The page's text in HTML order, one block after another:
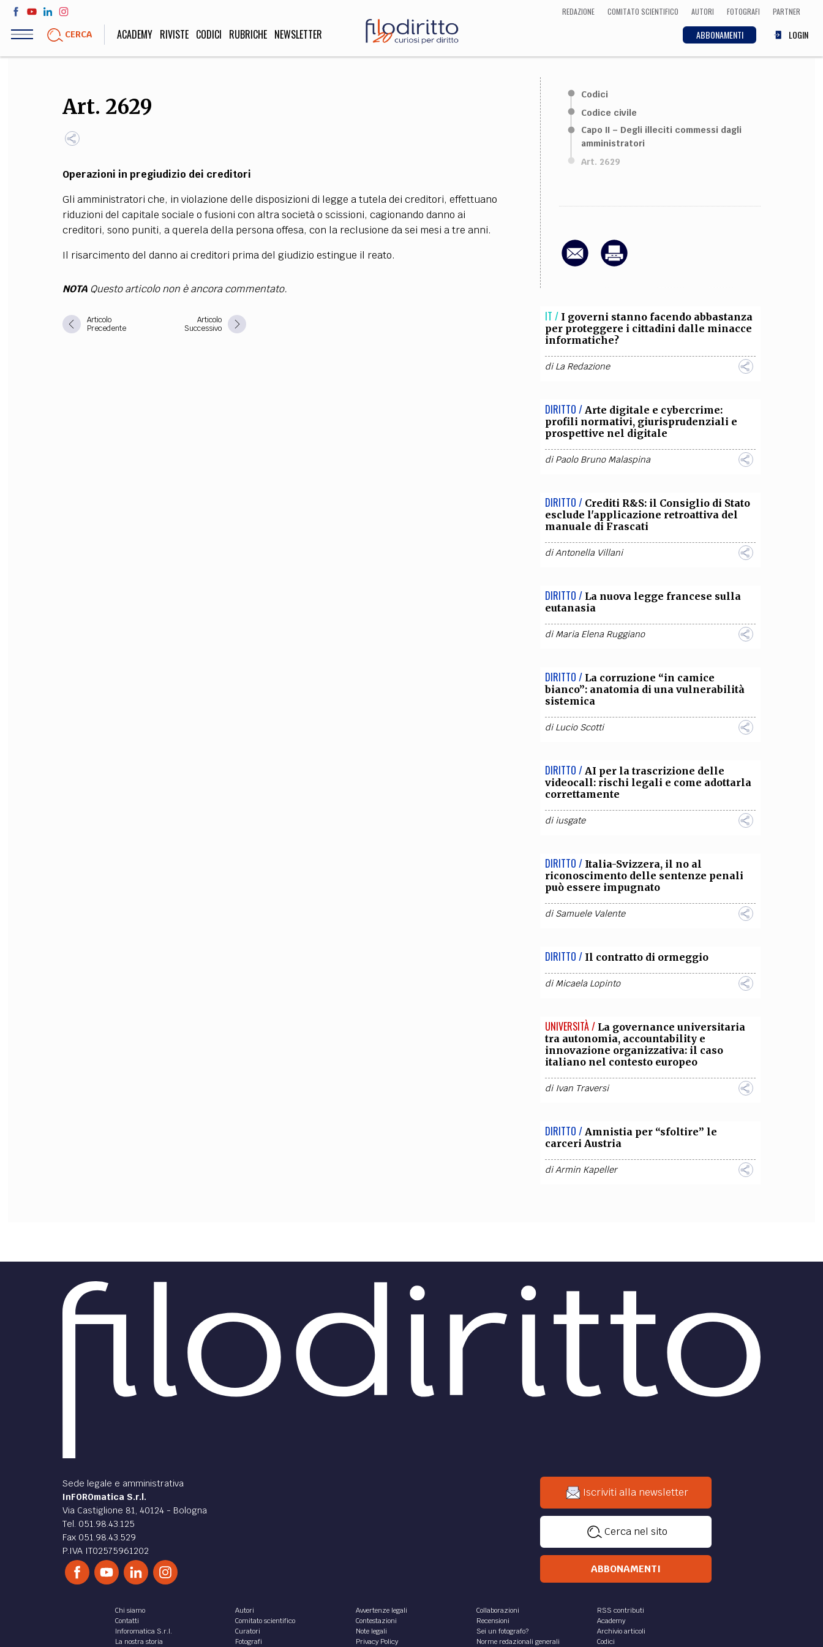
Salta
contenuto
REDAZIONE COMITATO SCIENTIFICO AUTORI FOTOGRAFI PARTNER
CERCA ABBONAMENTI LOGIN
ACADEMY RIVISTE CODICI RUBRICHE NEWSLETTER
LIFE STYLE
Sport, Cucina, Viaggi,
Moda
ECONOMIA
Biologia, Cifrematica,
Medicina
STORIA E FILOSOFIA
Scienze storiche,
umanistiche, Religione
INNOVAZIONE
Scienze informatiche,
Architettura, Ingegneria
Arte, Cinema, Musica,
Art. 2629
Operazioni in pregiudizio dei creditori
Gli amministratori che, in violazione delle disposizioni di legge a tutela dei creditori, effettuano
riduzioni del capitale sociale o fusioni con altra società o scissioni, cagionando danno ai
creditori, sono puniti, a querela della persona offesa, con la reclusione da sei mesi a tre anni.
Il risarcimento del danno ai creditori prima del giudizio estingue il reato.
NOTAQuesto articolo non è ancora commentato.
Articolo
Precedente
Articolo
Successivo
Codici
Codice civile
Capo II – Degli illeciti commessi dagli
amministratori
Art. 2629
IT / I governi stanno facendo abbastanza
per proteggere i cittadini dalle minacce
informatiche?
diLa Redazione
DIRITTO / Arte digitale e cybercrime:
profili normativi, giurisprudenziali e
prospettive nel digitale
diPaolo Bruno Malaspina
DIRITTO / Crediti R&S: il Consiglio di Stato
esclude l'applicazione retroattiva del
manuale di Frascati
diAntonella Villani
DIRITTO / La nuova legge francese sulla
eutanasia
diMaria Elena Ruggiano
DIRITTO / La corruzione “in camice
bianco”: anatomia di una vulnerabilità
sistemica
diLucio Scotti
DIRITTO / AI per la trascrizione delle
videocall: rischi legali e come adottarla
correttamente
diiusgate
DIRITTO / Italia-Svizzera, il no al
riconoscimento delle sentenze penali
può essere impugnato
diSamuele Valente
DIRITTO / Il contratto di ormeggio
diMicaela Lopinto
UNIVERSITÀ / La governance universitaria
tra autonomia, accountability e
innovazione organizzativa: il caso
italiano nel contesto europeo
di Ivan Traversi
DIRITTO / Amnistia per “sfoltire” le
carceri Austria
diArmin Kapeller
Sede legale e amministrativa
InFOROmatica S.r.l.
Via Castiglione 81, 40124 - Bologna
Tel. 051.98.43.125
Fax 051.98.43.529
P.IVA IT02575961202
Iscriviti alla newsletter
Cerca nel sito
ABBONAMENTI
Chi siamo
Contatti
Inforomatica S.r.l.
La nostra storia
Autori
Comitato scientifico
Curatori
Fotografi
Avvertenze legali
Contestazioni
Note legali
Privacy Policy
Collaborazioni
Recensioni
Sei un fotografo?
Norme redazionali generali
RSS contributi
Academy
Archivio articoli
Codici